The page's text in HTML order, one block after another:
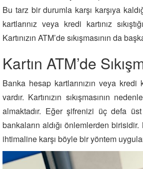
Bu tarz bir durumla karşı karşıya
kartlarınız veya kredi kartınız
Kartınızın ATM’de sıkışmasının da
Kartın ATM’de
Banka hesap kartlarınızın veya kredi
vardır. Kartınızın sıkışmasının
almaktadır. Eğer şifrenizi üç defa üst
bankaların aldığı önlemlerden birisidir.
ihtimaline karşı böyle bir yöntem